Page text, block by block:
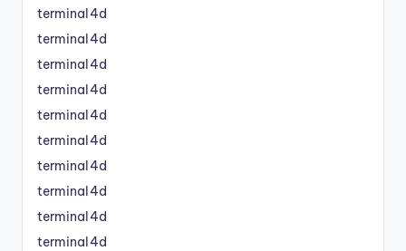
terminal4d
terminal4d
terminal4d
terminal4d
terminal4d
terminal4d
terminal4d
terminal4d
terminal4d
terminal4d